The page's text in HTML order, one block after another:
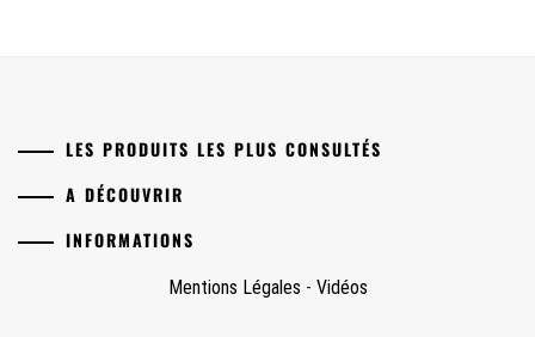
LES PRODUITS LES PLUS CONSULTÉS
A DÉCOUVRIR
INFORMATIONS
Mentions Légales - Vidéos